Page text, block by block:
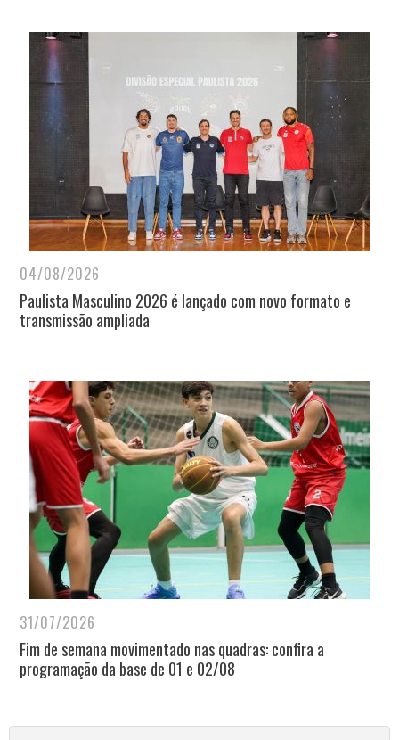
04/08/2026
Paulista Masculino 2026 é lançado com novo formato e
transmissão ampliada
31/07/2026
Fim de semana movimentado nas quadras: confira a
programação da base de 01 e 02/08